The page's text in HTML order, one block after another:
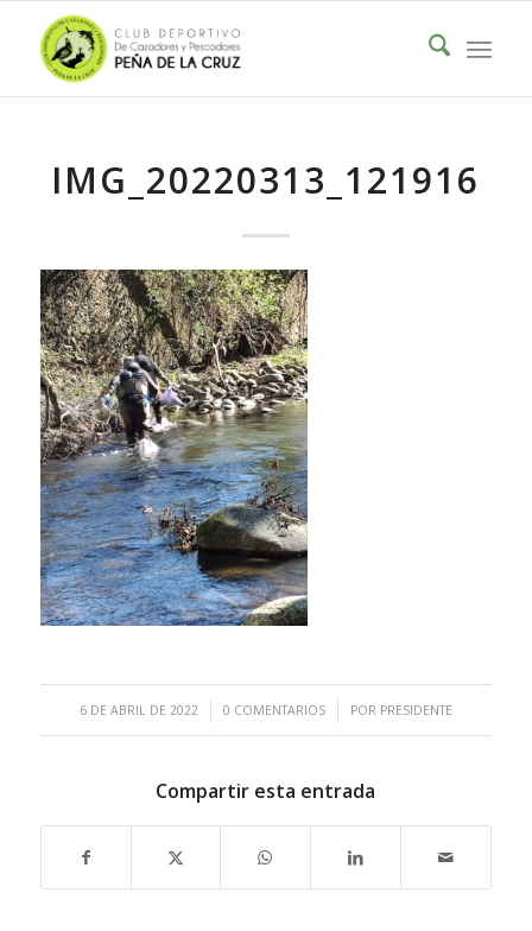
IMG_20220313_121916
6 DE ABRIL DE 2022
/ 0 COMENTARIOS
/ POR PRESIDENTE
Compartir esta entrada